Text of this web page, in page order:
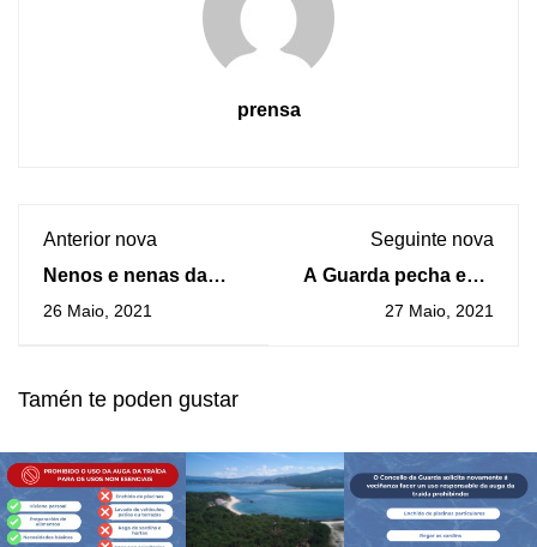
prensa
Anterior nova
Nenos e nenas da
Guarda convidados a
26 Maio, 2021
Seguinte nova
A Guarda pecha este
sábado as
27 Maio, 2021
Tamén te poden gustar